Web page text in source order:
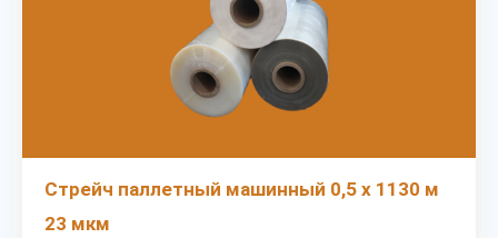
Стрейч паллетный машинный 0,5 х 1130 м
23 мкм